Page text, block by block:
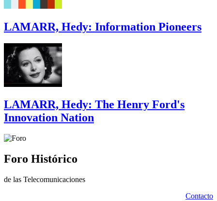
LAMARR, Hedy: Information Pioneers
LAMARR, Hedy: The Henry Ford's
Innovation Nation
Foro Histórico
de las Telecomunicaciones
Contacto